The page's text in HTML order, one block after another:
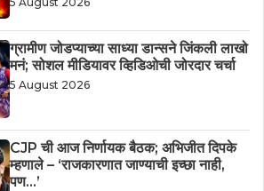
ग्रामीण जोडप्याच्या साध्या डान्सने जिंकली लाखो
मनं; सोशल मीडियावर व्हिडिओची जोरदार चर्चा
5 August 2026
CJP ची आज निर्णायक बैठक; अभिजीत दिपके
म्हणाले – ‘राजकारणात जाण्याची इच्छा नाही,
पण…’